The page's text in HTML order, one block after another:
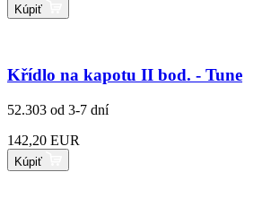
Kúpiť
Křídlo na kapotu II bod. - Tune
52.303 od 3-7 dní
142,20 EUR
Kúpiť